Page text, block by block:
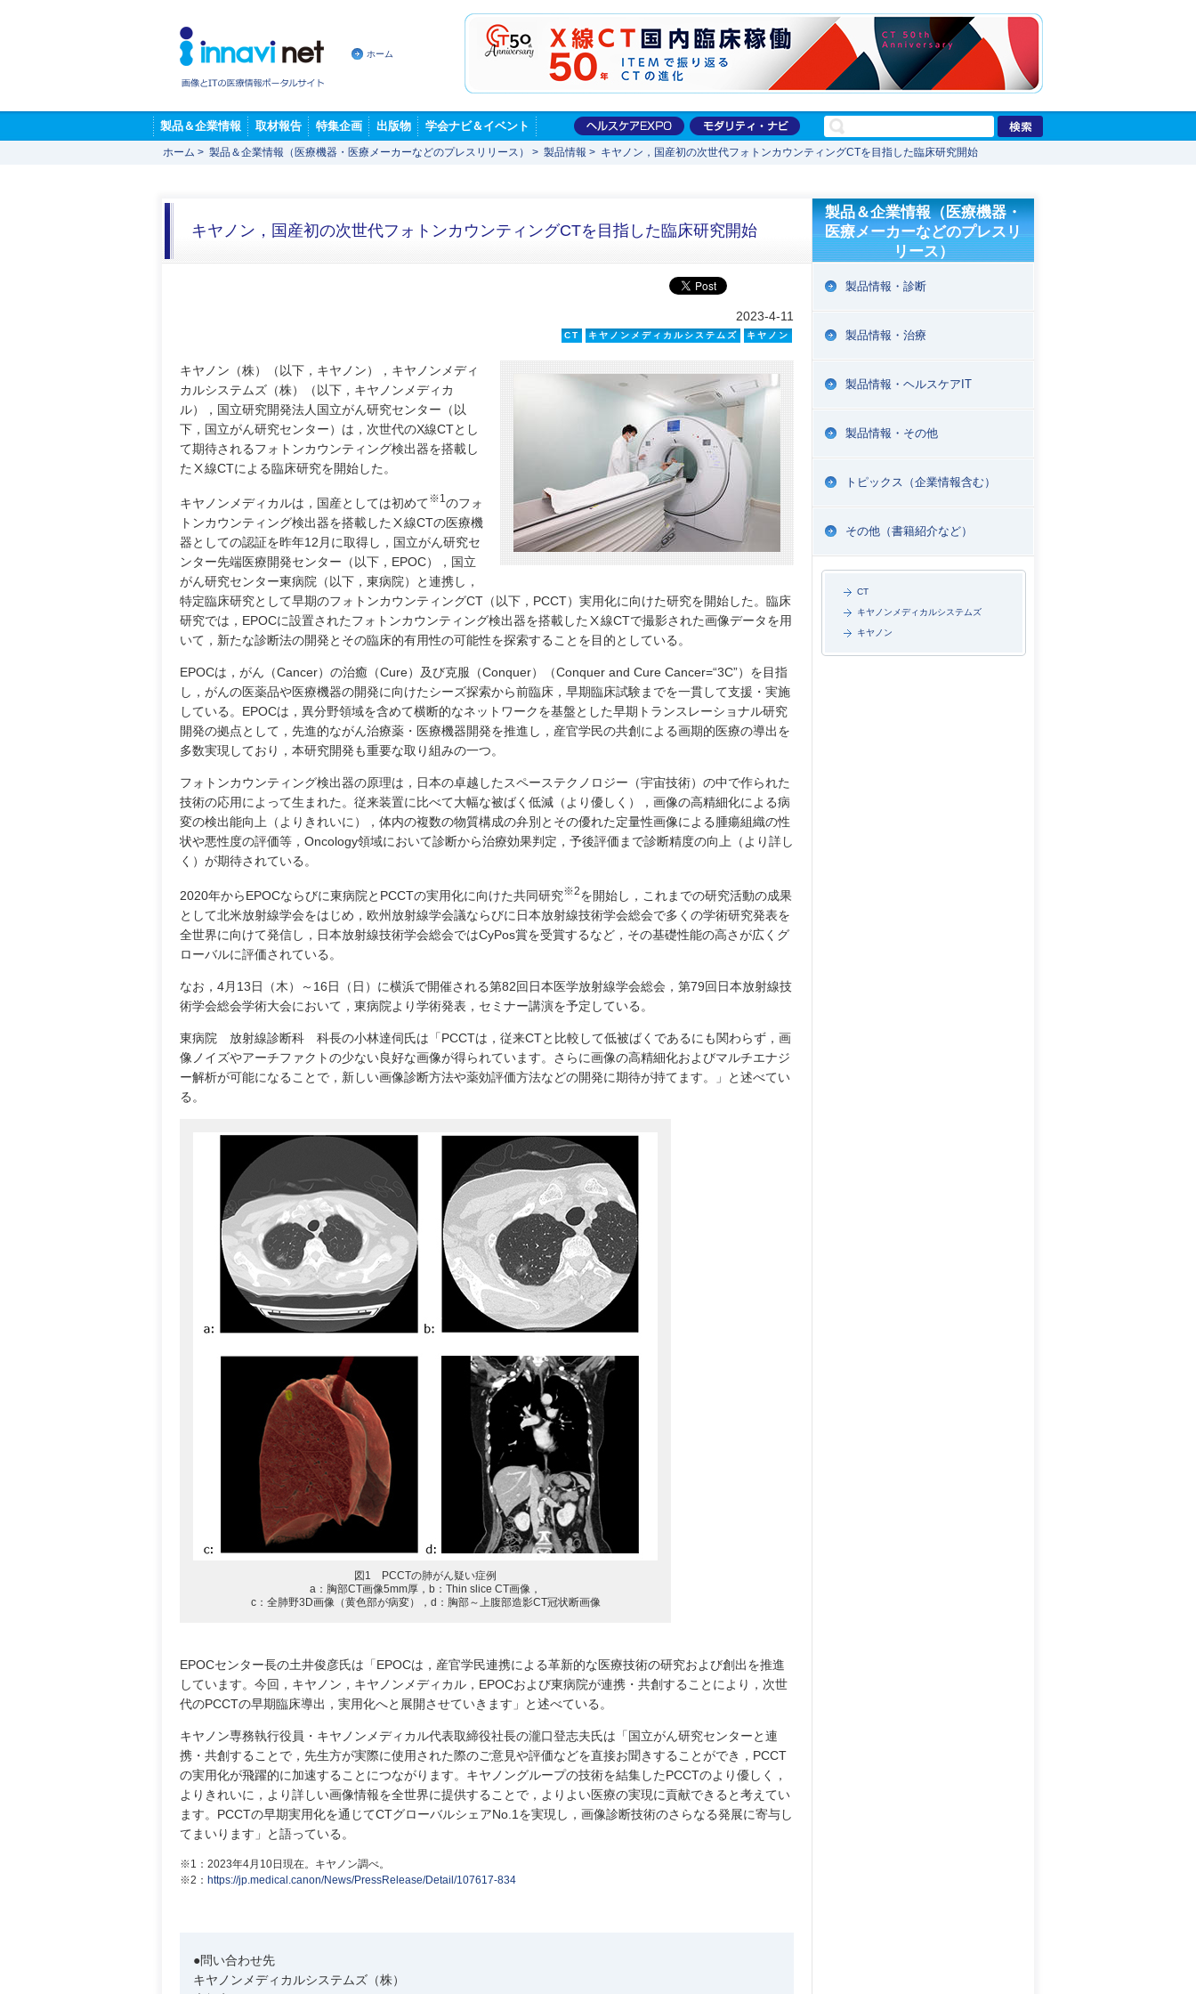
ホーム
製品＆企業情報 取材報告 特集企画 出版物 学会ナビ＆イベント
ホーム > 製品＆企業情報（医療機器・医療メーカーなどのプレスリリース） > 製品情報 > キヤノン，国産初の次世代フォトンカウンティングCTを目指した臨床研究開始
キヤノン，国産初の次世代フォトンカウンティングCTを目指した臨床研究開始
2023-4-11
CT キヤノンメディカルシステムズ キヤノン
キヤノン（株）（以下，キヤノン），キヤノンメディ
カルシステムズ（株）（以下，キヤノンメディカ
ル），国立研究開発法人国立がん研究センター（以
下，国立がん研究センター）は，次世代のX線CTとし
て期待されるフォトンカウンティング検出器を搭載し
たⅩ線CTによる臨床研究を開始した。
キヤノンメディカルは，国産としては初めて※1 のフォ
トンカウンティング検出器を搭載したⅩ線CTの医療機
器としての認証を昨年12月に取得し，国立がん研究セ
ンター先端医療開発センター（以下，EPOC），国立
がん研究センター東病院（以下，東病院）と連携し，
特定臨床研究として早期のフォトンカウンティングCT（以下，PCCT）実用化に向けた研究を開始した。臨床
研究では，EPOCに設置されたフォトンカウンティング検出器を搭載したⅩ線CTで撮影された画像データを用
いて，新たな診断法の開発とその臨床的有用性の可能性を探索することを目的としている。
EPOCは，がん（Cancer）の治癒（Cure）及び克服（Conquer）（Conquer and Cure Cancer=“3C”）を目指
し，がんの医薬品や医療機器の開発に向けたシーズ探索から前臨床，早期臨床試験までを一貫して支援・実施
している。EPOCは，異分野領域を含めて横断的なネットワークを基盤とした早期トランスレーショナル研究
開発の拠点として，先進的ながん治療薬・医療機器開発を推進し，産官学民の共創による画期的医療の導出を
多数実現しており，本研究開発も重要な取り組みの一つ。
フォトンカウンティング検出器の原理は，日本の卓越したスペーステクノロジー（宇宙技術）の中で作られた
技術の応用によって生まれた。従来装置に比べて大幅な被ばく低減（より優しく），画像の高精細化による病
変の検出能向上（よりきれいに），体内の複数の物質構成の弁別とその優れた定量性画像による腫瘍組織の性
状や悪性度の評価等，Oncology領域において診断から治療効果判定，予後評価まで診断精度の向上（より詳し
く）が期待されている。
2020年からEPOCならびに東病院とPCCTの実用化に向けた共同研究※2を開始し，これまでの研究活動の成果
として北米放射線学会をはじめ，欧州放射線学会議ならびに日本放射線技術学会総会で多くの学術研究発表を
全世界に向けて発信し，日本放射線技術学会総会ではCyPos賞を受賞するなど，その基礎性能の高さが広くグ
ローバルに評価されている。
なお，4月13日（木）～16日（日）に横浜で開催される第82回日本医学放射線学会総会，第79回日本放射線技
術学会総会学術大会において，東病院より学術発表，セミナー講演を予定している。
東病院 放射線診断科 科長の小林達伺氏は「PCCTは，従来CTと比較して低被ばくであるにも関わらず，画
像ノイズやアーチファクトの少ない良好な画像が得られています。さらに画像の高精細化およびマルチエナジ
ー解析が可能になることで，新しい画像診断方法や薬効評価方法などの開発に期待が持てます。」と述べてい
る。
図1 PCCTの肺がん疑い症例
a：胸部CT画像5mm厚，b：Thin slice CT画像，
c：全肺野3D画像（黄色部が病変），d：胸部～上腹部造影CT冠状断画像
EPOCセンター長の土井俊彦氏は「EPOCは，産官学民連携による革新的な医療技術の研究および創出を推進
しています。今回，キヤノン，キヤノンメディカル，EPOCおよび東病院が連携・共創することにより，次世
代のPCCTの早期臨床導出，実用化へと展開させていきます」と述べている。
キヤノン専務執行役員・キヤノンメディカル代表取締役社長の瀧口登志夫氏は「国立がん研究センターと連
携・共創することで，先生方が実際に使用された際のご意見や評価などを直接お聞きすることができ，PCCT
の実用化が飛躍的に加速することにつながります。キヤノングループの技術を結集したPCCTのより優しく，
よりきれいに，より詳しい画像情報を全世界に提供することで，よりよい医療の実現に貢献できると考えてい
ます。PCCTの早期実用化を通じてCTグローバルシェアNo.1を実現し，画像診断技術のさらなる発展に寄与し
てまいります」と語っている。
※1：2023年4月10日現在。キヤノン調べ。
※2： https://jp.medical.canon/News/PressRelease/Detail/107617-834
●問い合わせ先
キヤノンメディカルシステムズ（株）
製品＆企業情報（医療機器・
医療メーカーなどのプレスリ
リース）
製品情報・診断
製品情報・治療
製品情報・ヘルスケアIT
製品情報・その他
トピックス（企業情報含む）
その他（書籍紹介など）
CT
キヤノンメディカルシステムズ
キヤノン